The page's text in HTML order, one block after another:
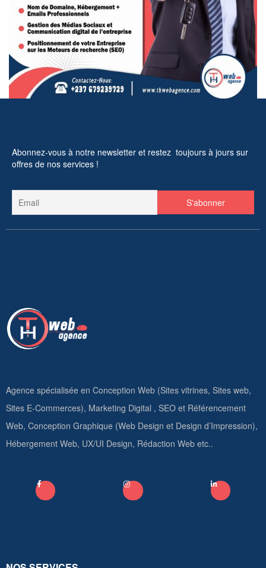
Abonnez-vous à notre newsletter et restez toujours à jours sur
offres de nos services !
Agence spécialisée en Conception Web (Sites vitrines, Sites web,
Sites E-Commerces), Marketing Digital , SEO et Référencement
Web, Conception Graphique (Web Design et Design d’Impression),
Hébergement Web, UX/UI Design, Rédaction Web etc..